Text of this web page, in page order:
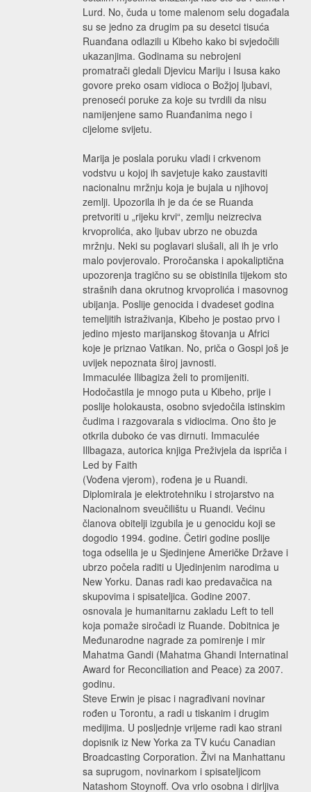
Lurd. No, čuda u tome malenom selu događala
su se jedno za drugim pa su desetci tisuća
Ruanđana odlazili u Kibeho kako bi svjedočili
ukazanjima. Godinama su nebrojeni
promatrači gledali Djevicu Mariju i Isusa kako
govore preko osam vidioca o Božjoj ljubavi,
prenoseći poruke za koje su tvrdili da nisu
namijenjene samo Ruanđanima nego i
cijelome svijetu.
Marija je poslala poruku vladi i crkvenom
vodstvu u kojoj ih savjetuje kako zaustaviti
nacionalnu mržnju koja je bujala u njihovoj
zemlji. Upozorila ih je da će se Ruanda
pretvoriti u „rijeku krvi“, zemlju neizreciva
krvoprolića, ako ljubav ubrzo ne obuzda
mržnju. Neki su poglavari slušali, ali ih je vrlo
malo povjerovalo. Proročanska i apokaliptična
upozorenja tragično su se obistinila tijekom sto
strašnih dana okrutnog krvoprolića i masovnog
ubijanja. Poslije genocida i dvadeset godina
temeljitih istraživanja, Kibeho je postao prvo i
jedino mjesto marijanskog štovanja u Africi
koje je priznao Vatikan. No, priča o Gospi još je
uvijek nepoznata široj javnosti.
Immaculée Ilibagiza želi to promijeniti.
Hodočastila je mnogo puta u Kibeho, prije i
poslije holokausta, osobno svjedočila istinskim
čudima i razgovarala s vidiocima. Ono što je
otkrila duboko će vas dirnuti. Immaculée
Illbagaza, autorica knjiga Preživjela da ispriča i
Led by Faith
(Vođena vjerom), rođena je u Ruandi.
Diplomirala je elektrotehniku i strojarstvo na
Nacionalnom sveučilištu u Ruandi. Većinu
članova obitelji izgubila je u genocidu koji se
dogodio 1994. godine. Četiri godine poslije
toga odselila je u Sjedinjene Američke Države i
ubrzo počela raditi u Ujedinjenim narodima u
New Yorku. Danas radi kao predavačica na
skupovima i spisateljica. Godine 2007.
osnovala je humanitarnu zakladu Left to tell
koja pomaže siročadi iz Ruande. Dobitnica je
Međunarodne nagrade za pomirenje i mir
Mahatma Gandi (Mahatma Ghandi Internatinal
Award for Reconciliation and Peace) za 2007.
godinu.
Steve Erwin je pisac i nagrađivani novinar
rođen u Torontu, a radi u tiskanim i drugim
medijima. U posljednje vrijeme radi kao strani
dopisnik iz New Yorka za TV kuću Canadian
Broadcasting Corporation. Živi na Manhattanu
sa suprugom, novinarkom i spisateljicom
Natashom Stoynoff. Ova vrlo osobna i dirljiva